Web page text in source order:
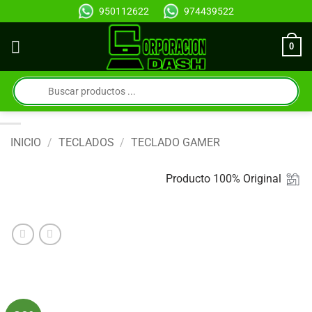
al
contenido
950112622 974439522
0
Búsqueda
de
productos
INICIO / TECLADOS / TECLADO GAMER
Producto 100% Original